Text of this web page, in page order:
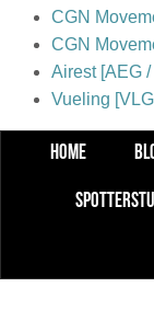
CGN
CGN
Airest [AEG /
Vueling
HOME